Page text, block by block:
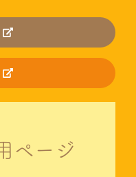
ページ